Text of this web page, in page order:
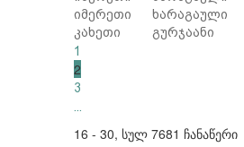
იმერეთი
ხარაგაული
კახეთი
გურჯაანი
1
2
3
16 - 30, სულ 7681 ჩანაწერი